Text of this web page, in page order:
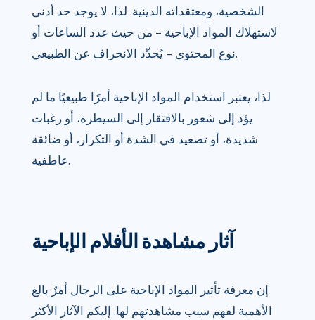
الشخصية، ومعتقداته الدينية. لذا، لا يوجد حد أدنى
لاستهلاك المواد الإباحية – من حيث عدد الساعات أو
نوع المحتوى – يُحدِّد الانحراف عن الطبيعي.
لذا، يعتبر استخدام المواد الإباحية أمرًا طبيعيًا ما لم
يؤد إلى شعور بالافتقار إلى السيطرة، أو رغبات
شديدة، أو تصعيد في الشدة أو التكرار، أو ضائقة
عاطفية.
آثار مشاهدة الأفلام الإباحية
إن معرفة تأثير المواد الإباحية على الرجال أمرٌ بالغ
الأهمية لفهم سبب مشاهدتهم لها. إليكم الآثار الأكثر